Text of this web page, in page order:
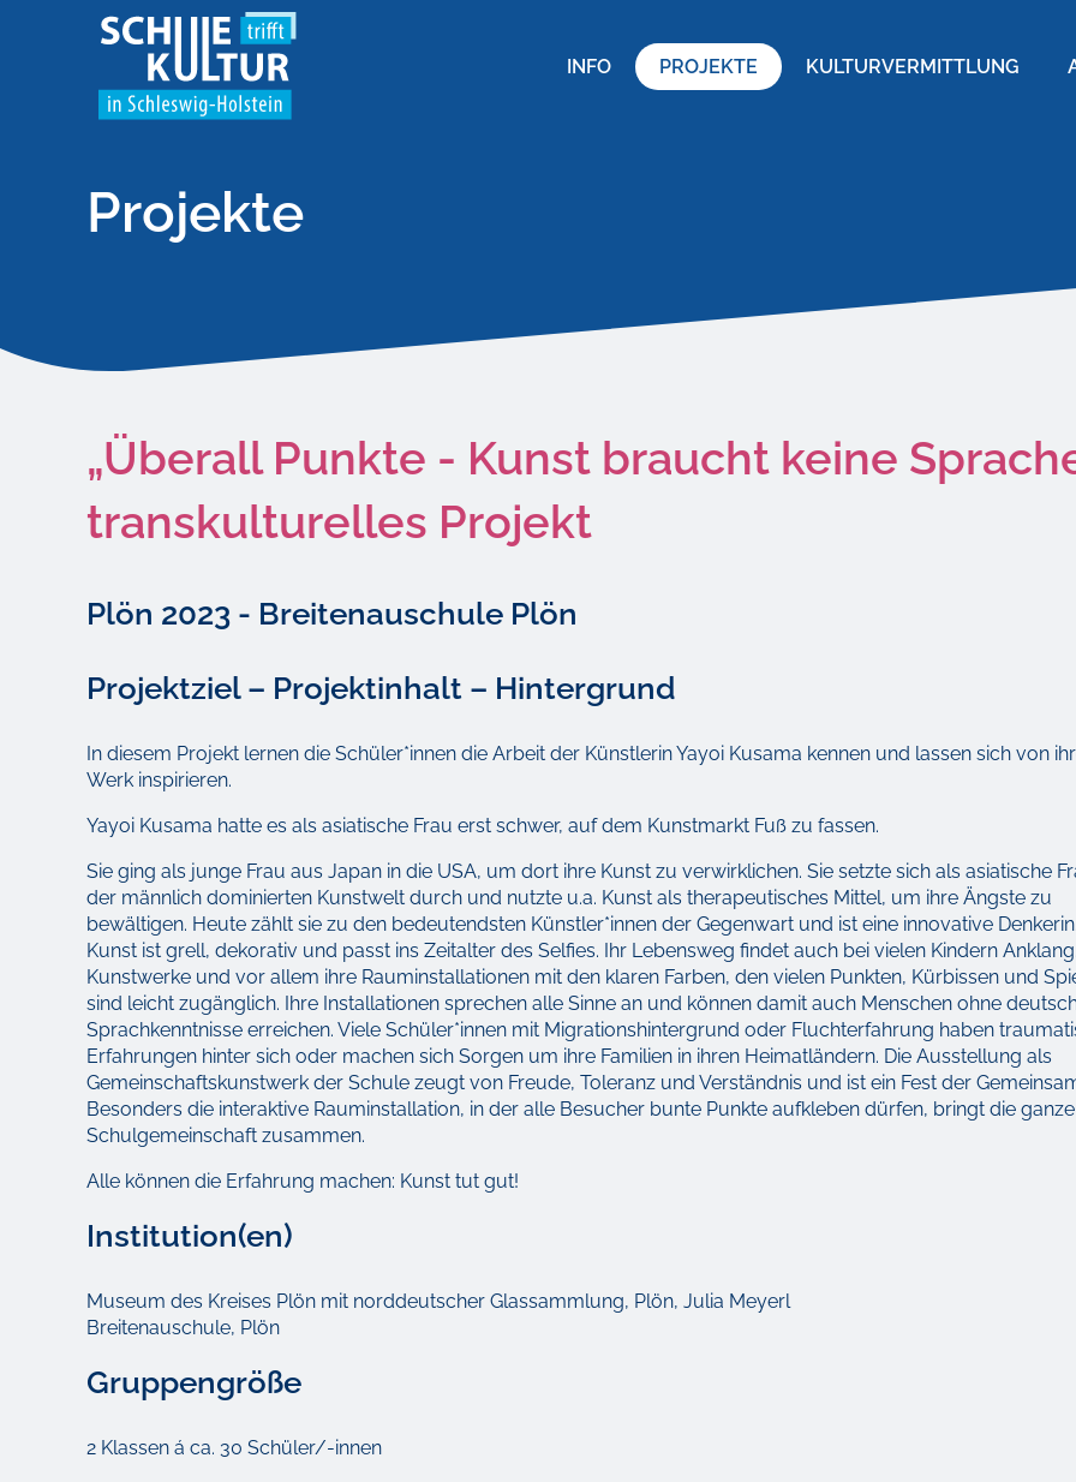
INFO PROJEKTE KULTURVERMITTLUNG
Projekte
„Überall Punkte - Kunst braucht keine
transkulturelles Projekt
Plön 2023 - Breitenauschule Plön
Projektziel – Projektinhalt – Hintergrund
In diesem Projekt lernen die Schüler*innen die Arbeit der Künstlerin Yayoi Kusama kennen und lassen sich von
Werk inspirieren.
Yayoi Kusama hatte es als asiatische Frau erst schwer, auf dem Kunstmarkt Fuß zu fassen.
Sie ging als junge Frau aus Japan in die USA, um dort ihre Kunst zu verwirklichen. Sie setzte sich als asiatische
der männlich dominierten Kunstwelt durch und nutzte u.a. Kunst als therapeutisches Mittel, um ihre Ängste zu
bewältigen. Heute zählt sie zu den bedeutendsten Künstler*innen der Gegenwart und ist eine innovative
Kunst ist grell, dekorativ und passt ins Zeitalter des Selfies. Ihr Lebensweg findet auch bei vielen Kindern
Kunstwerke und vor allem ihre Rauminstallationen mit den klaren Farben, den vielen Punkten, Kürbissen und
sind leicht zugänglich. Ihre Installationen sprechen alle Sinne an und können damit auch Menschen ohne
Sprachkenntnisse erreichen. Viele Schüler*innen mit Migrationshintergrund oder Fluchterfahrung haben
Erfahrungen hinter sich oder machen sich Sorgen um ihre Familien in ihren Heimatländern. Die Ausstellung als
Gemeinschaftskunstwerk der Schule zeugt von Freude, Toleranz und Verständnis und ist ein Fest der
Besonders die interaktive Rauminstallation, in der alle Besucher bunte Punkte aufkleben dürfen, bringt die ganze
Schulgemeinschaft zusammen.
Alle können die Erfahrung machen: Kunst tut gut!
Institution(en)
Museum des Kreises Plön mit norddeutscher Glassammlung, Plön, Julia Meyerl
Breitenauschule, Plön
Gruppengröße
2 Klassen á ca. 30 Schüler/-innen